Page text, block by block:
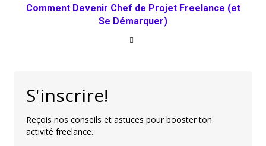
Comment Devenir Chef de Projet Freelance (et
Se Démarquer)
S'inscrire!
Reçois nos conseils et astuces pour booster ton
activité freelance.